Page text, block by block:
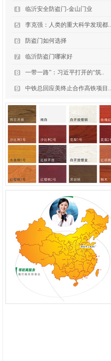
临沂安全防盗门-金山门业
李克强：人类的重大科学发现都..
防盗门如何选择
临沂防盗门哪家好
一带一路”：习近平打开的“筑..
中铁总回应美终止合作高铁项目..